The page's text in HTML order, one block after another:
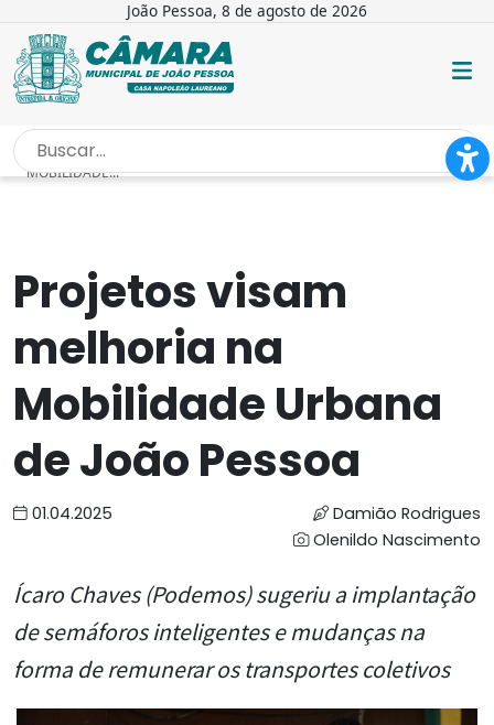
João Pessoa, 8 de agosto de 2026
INÍCIO /
MOBILIDADE...
Projetos visam
melhoria na
Mobilidade Urbana
de João Pessoa
01.04.2025
Damião Rodrigues
Olenildo Nascimento
Ícaro Chaves (Podemos) sugeriu a implantação
de semáforos inteligentes e mudanças na
forma de remunerar os transportes coletivos